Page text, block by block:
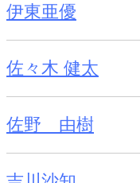
伊東亜優
佐々木 健太
佐野 由樹